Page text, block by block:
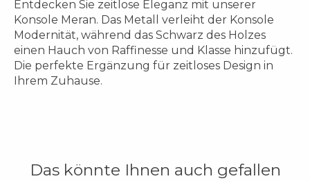
Entdecken Sie zeitlose Eleganz mit unserer
Konsole Meran. Das Metall verleiht der Konsole
Modernität, während das Schwarz des Holzes
einen Hauch von Raffinesse und Klasse hinzufügt.
Die perfekte Ergänzung für zeitloses Design in
Ihrem Zuhause.
Das könnte Ihnen auch gefallen